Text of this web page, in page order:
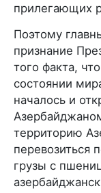
прилегающих
Поэтому
признание
того факта,
состоянии
началось и
территорию
перевозиться
грузы с